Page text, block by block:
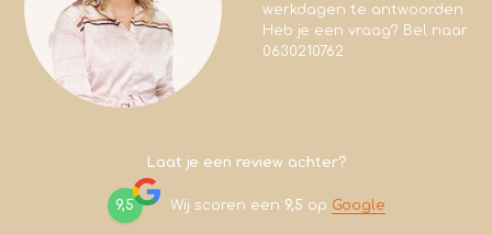
werkdagen te antwoorden.
Heb je een vraag? Bel naar
0630210762
Laat je een review achter?
9,5 Wij scoren een 9,5 op Google